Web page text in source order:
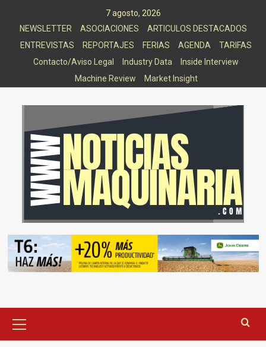
7 agosto, 2026
NEWSLETTER
ASOCIACIONES
ARTICULOS DESTACADOS
ENTREVISTAS
REPORTAJES FERIAS AGENDA
TARIFAS
Contacto/Aviso Legal
Industry Data
Inside Interview
Machine Review
Market Insight
principal